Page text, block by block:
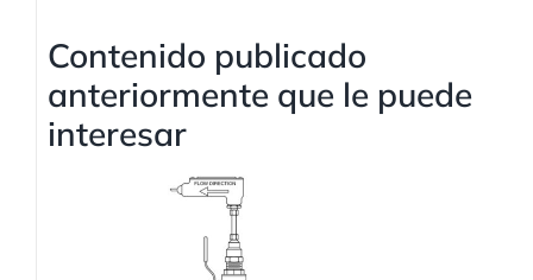
Contenido publicado
anteriormente que le puede
interesar